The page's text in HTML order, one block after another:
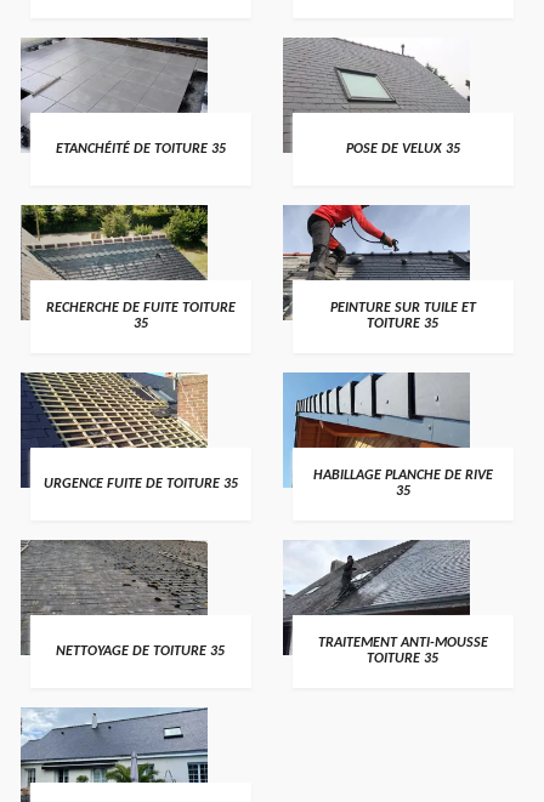
ETANCHÉITÉ DE TOITURE 35 POSE DE VELUX 35
RECHERCHE DE FUITE TOITURE
35
PEINTURE SUR TUILE ET
TOITURE 35
URGENCE FUITE DE TOITURE 35
HABILLAGE PLANCHE DE RIVE
35
NETTOYAGE DE TOITURE 35
TRAITEMENT ANTI-MOUSSE
TOITURE 35